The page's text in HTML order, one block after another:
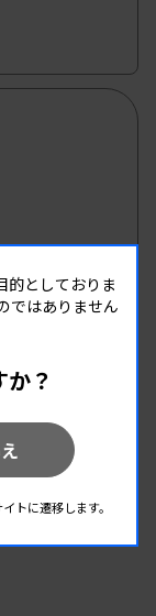
的としておりま
ではありません
？
トに遷移します。